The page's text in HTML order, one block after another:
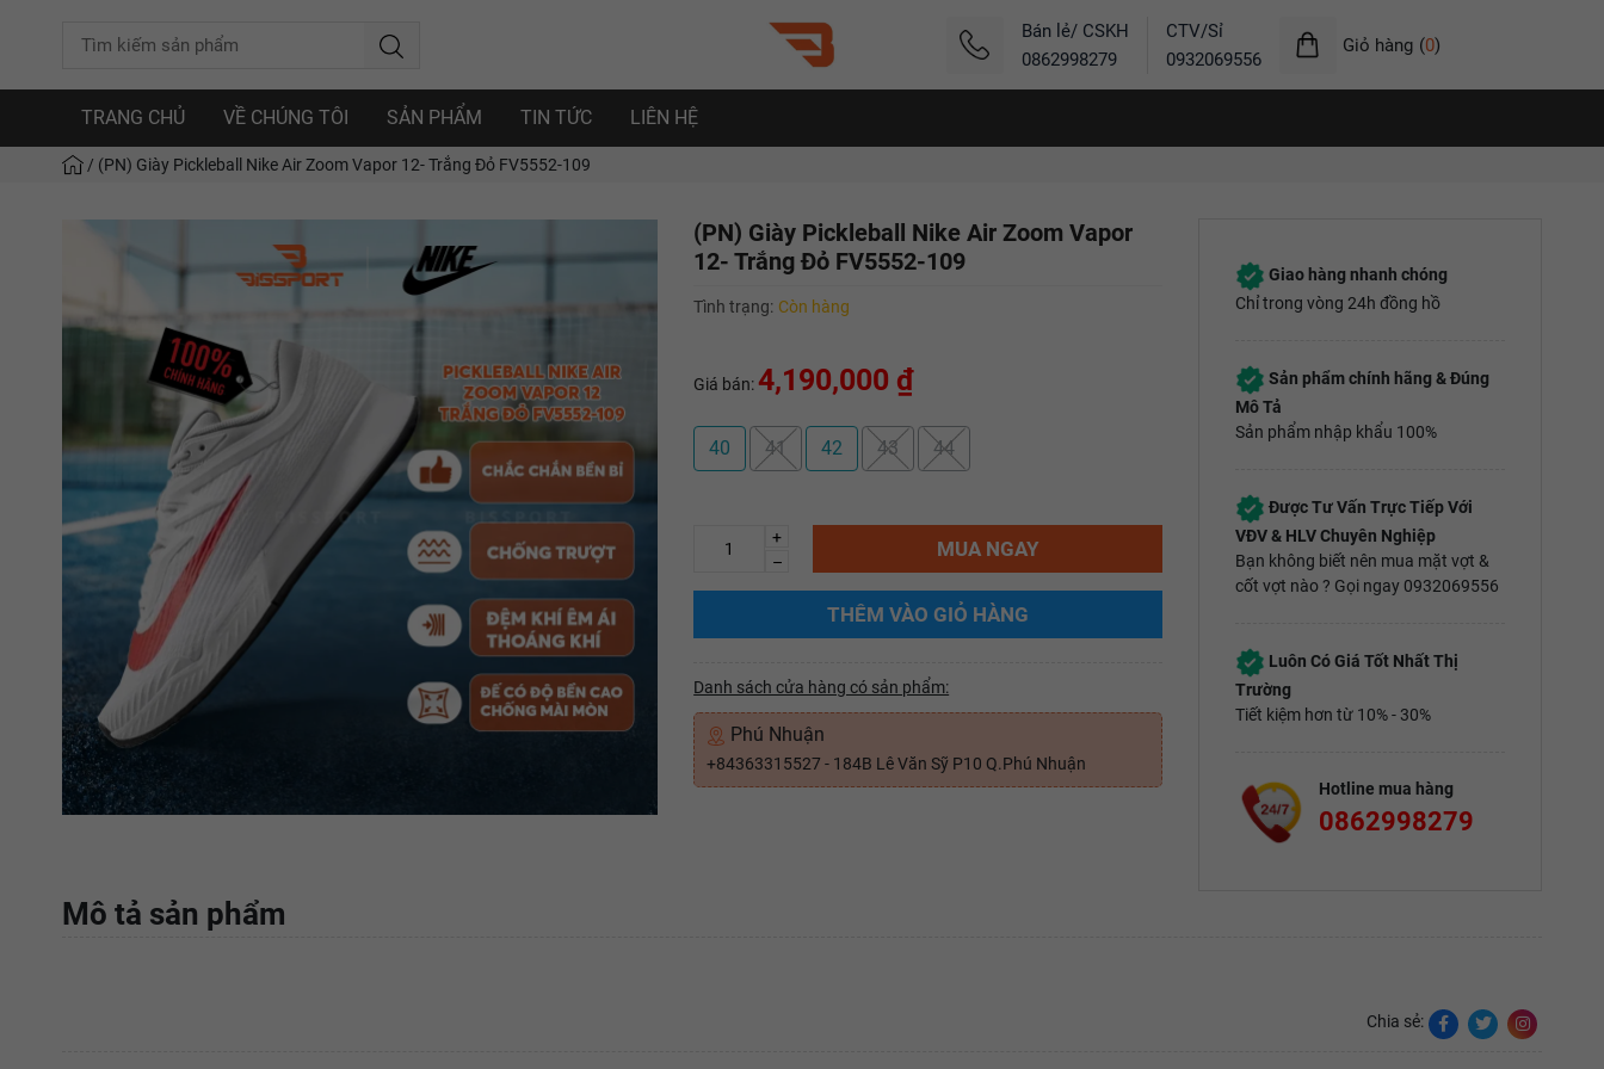
Bán lẻ/ CSKH
0862998279
CTV/Sỉ
0932069556
Giỏ hàng (0)
TRANG CHỦ VỀ CHÚNG TÔI SẢN PHẨM TIN TỨC LIÊN HỆ
/ (PN) Giày Pickleball Nike Air Zoom Vapor 12- Trắng Đỏ FV5552-109
(PN) Giày Pickleball Nike Air Zoom Vapor
12- Trắng Đỏ FV5552-109
Tình trạng: Còn hàng
Giá bán:4,190,000 ₫
40 41 42 43 44
+
–
MUA NGAY
THÊM VÀO GIỎ HÀNG
Danh sách cửa hàng có sản phẩm:
Phú Nhuận
+84363315527 - 184B Lê Văn Sỹ P10 Q.Phú Nhuận
Giao hàng nhanh chóng
Chỉ trong vòng 24h đồng hồ
Sản phẩm chính hãng & Đúng
Mô Tả
Sản phẩm nhập khẩu 100%
Được Tư Vấn Trực Tiếp Với
VĐV & HLV Chuyên Nghiệp
Bạn không biết nên mua mặt vợt &
cốt vợt nào ? Gọi ngay 0932069556
Luôn Có Giá Tốt Nhất Thị
Trường
Tiết kiệm hơn từ 10% - 30%
Hotline mua hàng
0862998279
Mô tả sản phẩm
Chia sẻ: